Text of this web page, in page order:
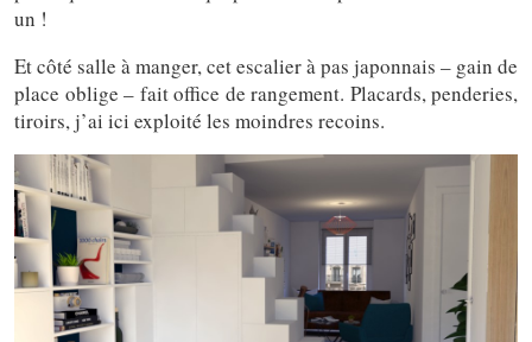
un !
Et côté salle à manger, cet escalier à pas japonnais – gain de
place oblige – fait office de rangement. Placards, penderies,
tiroirs, j’ai ici exploité les moindres recoins.